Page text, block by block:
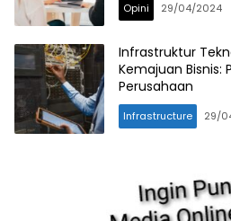
Opini 29/04/2024
Infrastruktur
Kemajuan Bisnis:
Perusahaan
Infrastructure 29/